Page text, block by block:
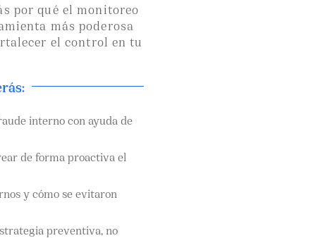
por qué el monitoreo
más poderosa
el control en tu
interno con ayuda de
de forma proactiva el
y cómo se evitaron
preventiva, no